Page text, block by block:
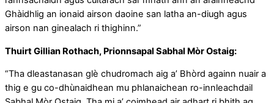
Ghàidhlig an ionaid airson daoine san latha an-diugh agus
airson nan ginealach ri thighinn.”
Thuirt Gillian Rothach, Prionnsapal Sabhal Mòr Ostaig:
“Tha dleastanasan glè chudromach aig a’ Bhòrd againn nuair a
thig e gu co-dhùnaidhean mu phlanaichean ro-innleachdail